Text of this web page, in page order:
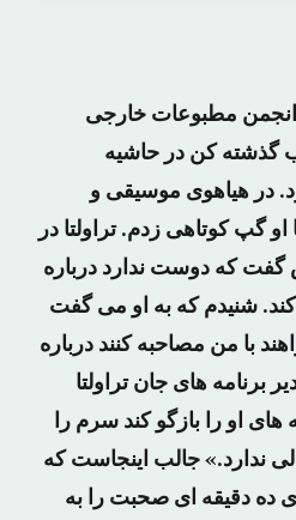
مطبوعات خارجی
گذشته کن در حاشیه
در هیاهوی موسیقی و
گپ کوتاهی زدم. تراولتا در
گفت که دوست ندارد درباره
شنیدم که به او می گفت
با من مصاحبه کنند درباره
برنامه های جان تراولتا
های او را بازگو کند سرم را
ندارد.» جالب اینجاست که
ده دقیقه ای صحبت را به